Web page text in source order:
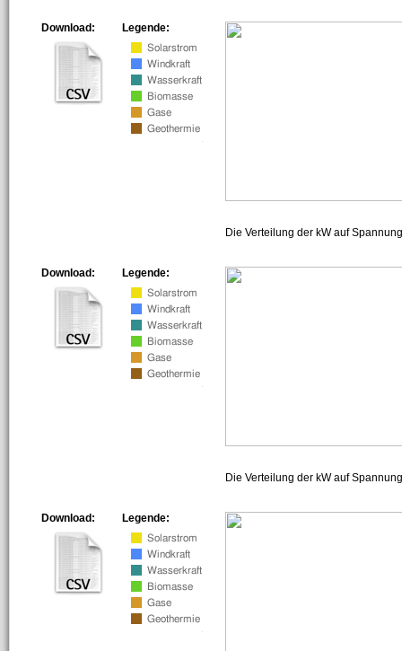
Legende:
Download:
Die Verteilung der kW auf
Legende:
Download:
Die Verteilung der kW auf
Legende:
Download: